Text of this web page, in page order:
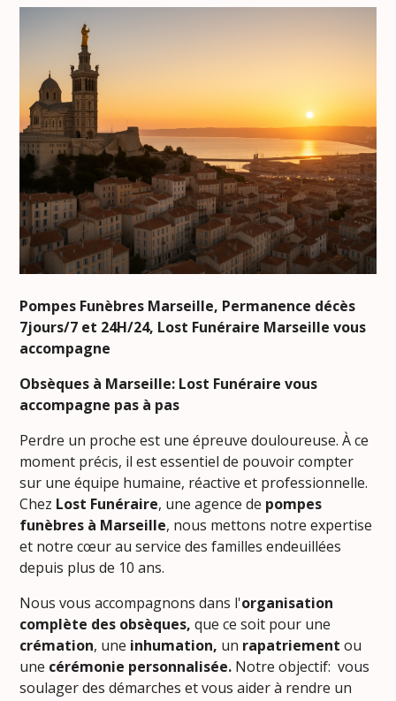
Pompes Funèbres Marseille, Permanence décès
7jours/7 et 24H/24, Lost Funéraire Marseille vous
accompagne
Obsèques à Marseille: Lost Funéraire vous
accompagne pas à pas
Perdre un proche est une épreuve douloureuse. À ce
moment précis, il est essentiel de pouvoir compter
sur une équipe humaine, réactive et professionnelle.
Chez Lost Funéraire, une agence de pompes
funèbres à Marseille, nous mettons notre expertise
et notre cœur au service des familles endeuillées
depuis plus de 10 ans.
Nous vous accompagnons dans l'organisation
complète des obsèques, que ce soit pour une
crémation, une inhumation, un rapatriement ou
une cérémonie personnalisée. Notre objectif: vous
soulager des démarches et vous aider à rendre un